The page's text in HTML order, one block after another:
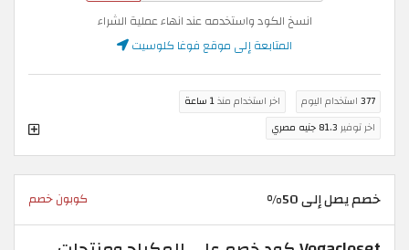
انسخ الكود واستخدمه عند انهاء عملية الشراء
المتابعة إلى موقع فوغا كلوسيت
377 استخدام اليوم اخر استخدام منذ1 ساعة
اخر توفير 81.3 جنيه مصري
خصم يصل إلى 50% كوبون خصم